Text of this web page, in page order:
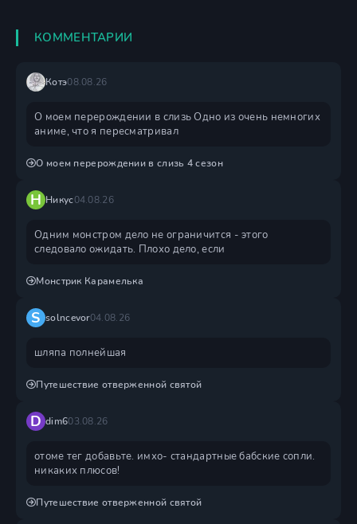
КОММЕНТАРИИ
Котэ08.08.26
О моем перерождении в слизь Одно из очень немногих
аниме, что я пересматривал
О моем перерождении в слизь 4 сезон
Н Никус04.08.26
Одним монстром дело не ограничится - этого
следовало ожидать. Плохо дело, если
Монстрик Карамелька
S solncevor04.08.26
шляпа полнейшая
Путешествие отверженной святой
D dim603.08.26
отоме тег добавьте. имхо- стандартные бабские сопли.
никаких плюсов!
Путешествие отверженной святой